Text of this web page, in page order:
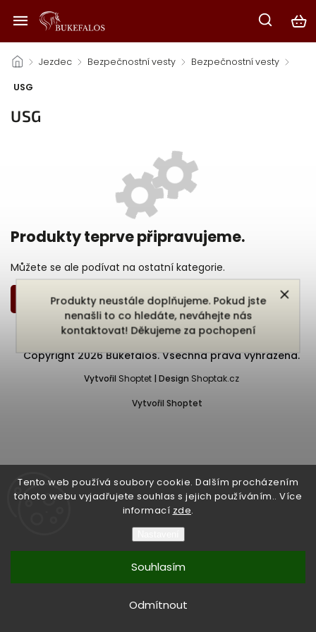
Tento web používá soubory cookie. Dalším procházením
tohoto webu vyjadřujete souhlas s jejich používáním.. Více
informací zde.
Odmítnout
Souhlasím
Produkty neustále doplňujeme. Pokud jste
nenašli to co hledáte, neváhejte nás
kontaktovat! Děkujeme za pochopení
/ Jezdec / Bezpečnostní vesty / Bezpečnostní vesty /
USG
USG
Produkty teprve připravujeme.
Můžete se ale podívat na ostatní kategorie.
Zpět do obchodu
Vytvořil Shoptet
Copyright 2026 Bukefalos. Všechna práva vyhrazena.
Vytvořil Shoptet | Design Shoptak.cz